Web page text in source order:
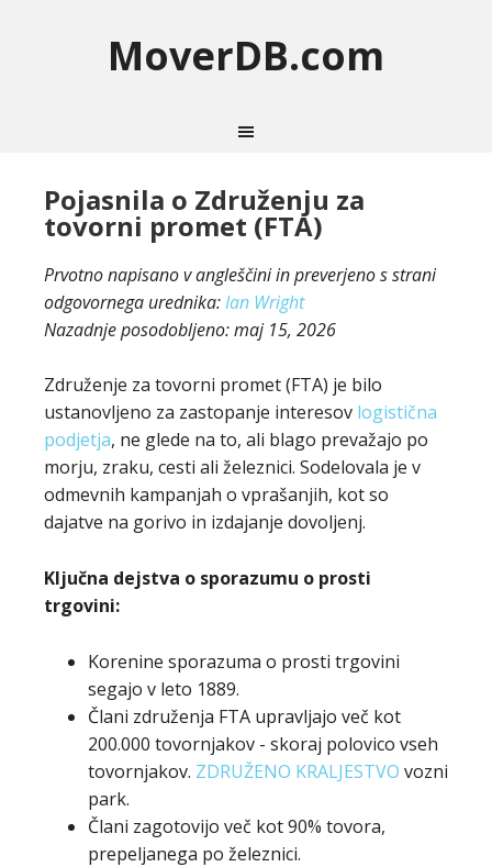
MoverDB.com
Pojasnila o Združenju za
tovorni promet (FTA)
Prvotno napisano v angleščini in preverjeno s strani
odgovornega urednika:Ian Wright
Nazadnje posodobljeno:maj 15, 2026
Združenje za tovorni promet (FTA) je bilo
ustanovljeno za zastopanje interesov logistična
podjetja, ne glede na to, ali blago prevažajo po
morju, zraku, cesti ali železnici. Sodelovala je v
odmevnih kampanjah o vprašanjih, kot so
dajatve na gorivo in izdajanje dovoljenj.
Ključna dejstva o sporazumu o prosti
trgovini:
Korenine sporazuma o prosti trgovini
segajo v leto 1889.
Člani združenja FTA upravljajo več kot
200.000 tovornjakov - skoraj polovico vseh
tovornjakov. ZDRUŽENO KRALJESTVO vozni
park.
Člani zagotovijo več kot 90% tovora,
prepeljanega po železnici.